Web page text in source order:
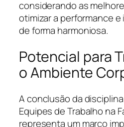
considerando as
otimizar a performance
de forma harmoniosa.
Potencial para
o Ambiente
A conclusão da
Equipes de Trabalho na
representa um marco